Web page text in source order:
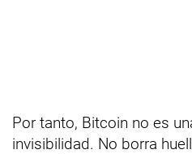
Por tanto, Bitcoin no es
invisibilidad. No borra